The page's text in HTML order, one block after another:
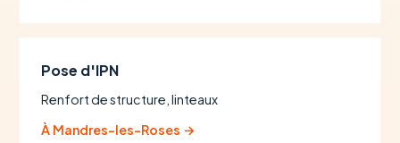
Pose d'IPN
Renfort de structure, linteaux
À Mandres-les-Roses →